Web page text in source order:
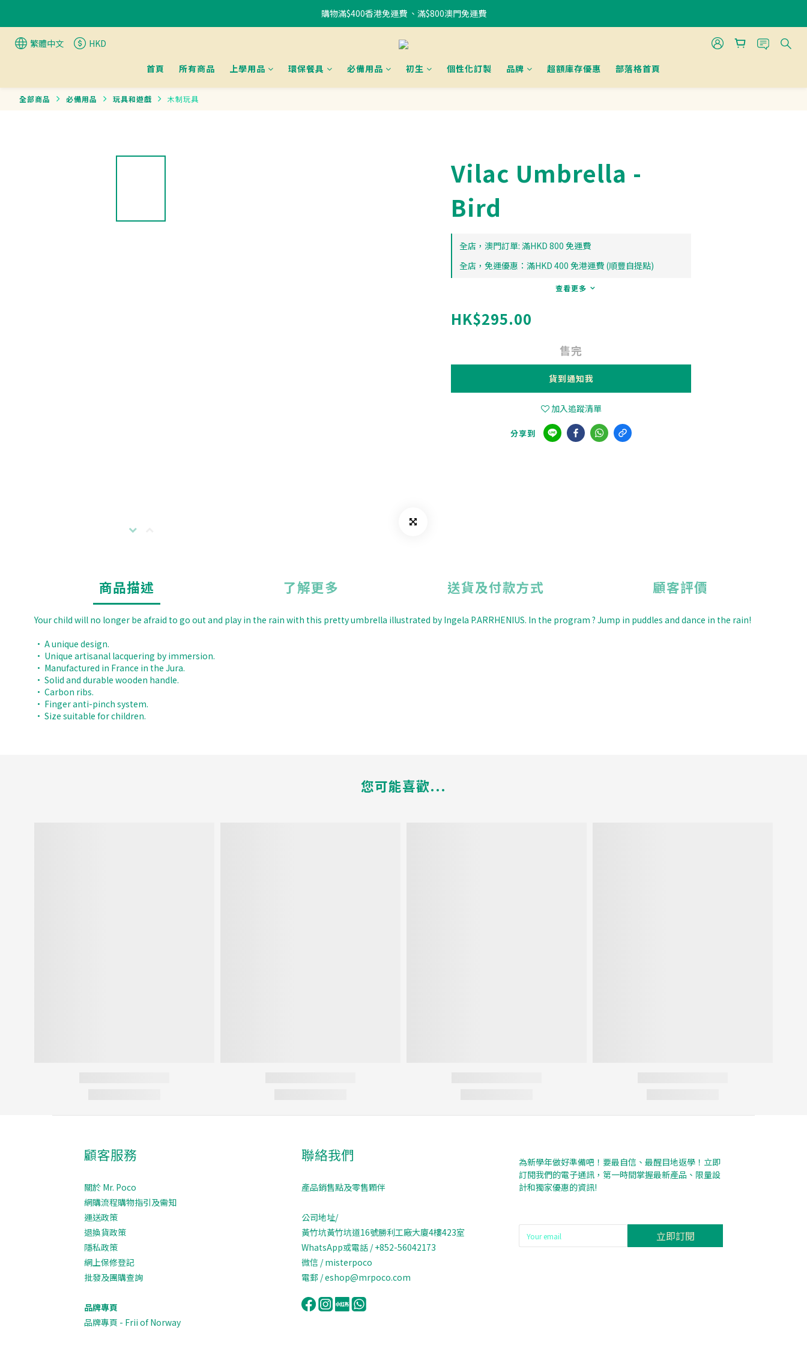
書包85折優惠
購物滿$400香港免運費 、滿$800澳門免運費
書包85折優惠
繁體中文 HKD
首頁 所有商品 上學用品 環保餐具 必備用品 初生 個性化訂製 品牌 超額庫存優惠 部落格首頁
全部商品 必備用品 玩具和遊戲 木制玩具
Vilac Umbrella -
Bird
全店，澳門訂單: 滿HKD 800 免運費
全店，免運優惠：滿HKD 400 免港運費 (順豐自提點)
查看更多
HK$295.00
售完
貨到通知我
加入追蹤清單
分享到
商品描述 了解更多 送貨及付款方式 顧客評價
Your child will no longer be afraid to go out and play in the rain with this pretty umbrella illustrated by Ingela P.ARRHENIUS. In the program ? Jump in puddles and dance in the rain!
• A unique design.
• Unique artisanal lacquering by immersion.
• Manufactured in France in the Jura.
• Solid and durable wooden handle.
• Carbon ribs.
• Finger anti-pinch system.
• Size suitable for children.
您可能喜歡...
顧客服務
關於 Mr. Poco
網購流程購物指引及需知
運送政策
退換貨政策
隱私政策
網上保修登記
批發及團購查詢
品牌專頁
品牌專頁 - Frii of Norway
聯絡我們
產品銷售點及零售顆伴
公司地址/
黃竹坑黃竹坑道16號勝利工廠大廈4樓423室
WhatsApp或電話 / +852-56042173
微信 / misterpoco
電郵 / eshop@mrpoco.com
為新學年做好準備吧！要最自信、最醒目地返學！立即
訂閱我們的電子通訊，第一時間掌握最新產品、限量設
計和獨家優惠的資訊!
立即訂閱